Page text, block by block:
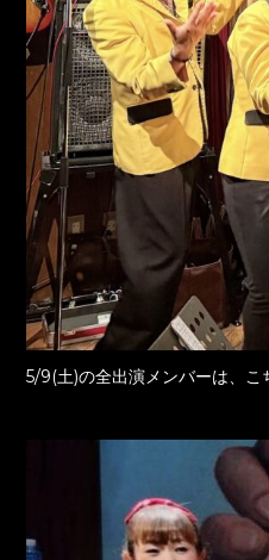
5/9(土)の全出演メンバーは、こ